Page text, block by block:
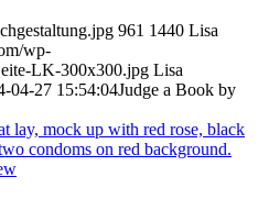
961 1440 Lisa
wp-
LK-300x300.jpg Lisa
04-27 15:54:04Judge a Book by